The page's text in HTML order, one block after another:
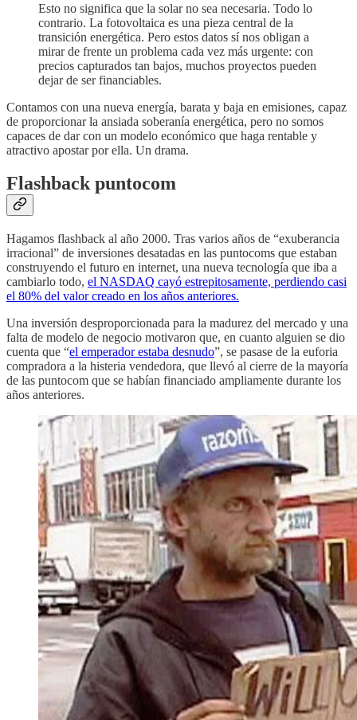
Esto no significa que la solar no sea necesaria. Todo lo
contrario. La fotovoltaica es una pieza central de la
transición energética. Pero estos datos sí nos obligan a
mirar de frente un problema cada vez más urgente: con
precios capturados tan bajos, muchos proyectos pueden
dejar de ser financiables.
Contamos con una nueva energía, barata y baja en emisiones, capaz
de proporcionar la ansiada soberanía energética, pero no somos
capaces de dar con un modelo económico que haga rentable y
atractivo apostar por ella. Un drama.
Flashback puntocom
Hagamos flashback al año 2000. Tras varios años de “exuberancia
irracional” de inversiones desatadas en las puntocoms que estaban
construyendo el futuro en internet, una nueva tecnología que iba a
cambiarlo todo, el NASDAQ cayó estrepitosamente, perdiendo casi
el 80% del valor creado en los años anteriores.
Una inversión desproporcionada para la madurez del mercado y una
falta de modelo de negocio motivaron que, en cuanto alguien se dio
cuenta que “el emperador estaba desnudo”, se pasase de la euforia
compradora a la histeria vendedora, que llevó al cierre de la mayoría
de las puntocom que se habían financiado ampliamente durante los
años anteriores.